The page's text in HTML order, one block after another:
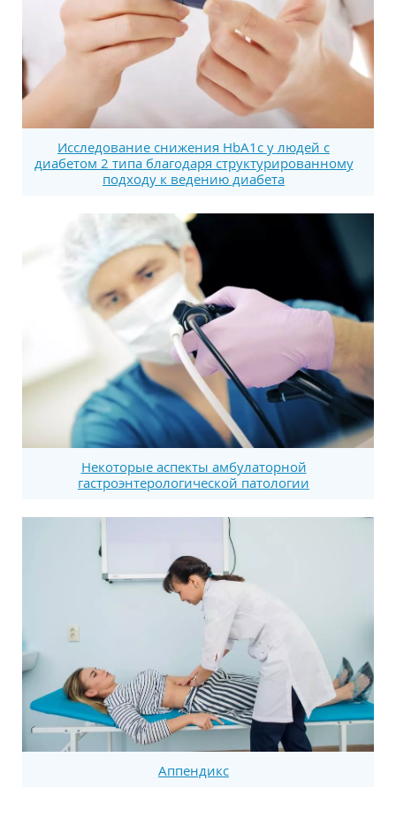
Исследование снижения HbA1c у людей с
диабетом 2 типа благодаря структурированному
подходу к ведению диабета
Некоторые аспекты амбулаторной
гастроэнтерологической патологии
Аппендикс